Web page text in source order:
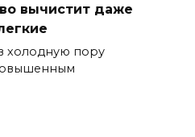
вычистит даже
холодную пору